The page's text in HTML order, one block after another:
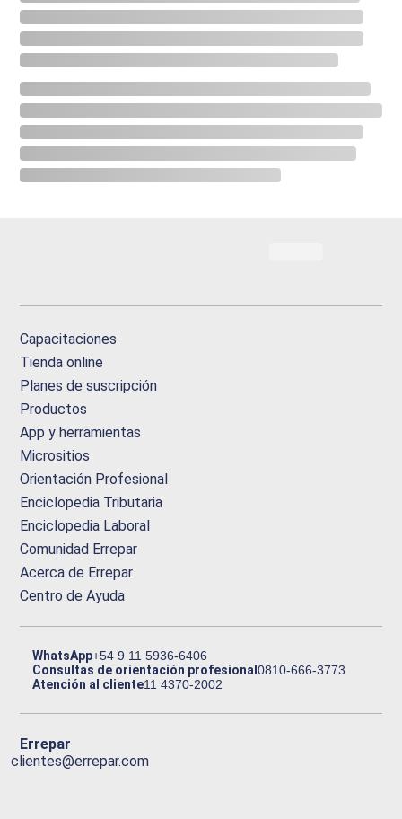
Capacitaciones
Tienda online
Planes de suscripción
Productos
App y herramientas
Micrositios
Orientación Profesional
Enciclopedia Tributaria
Enciclopedia Laboral
Comunidad Errepar
Acerca de Errepar
Centro de Ayuda
WhatsApp+54 9 11 5936-6406
Consultas de orientación profesional0810-666-3773
Atención al cliente11 4370-2002
Errepar
clientes@errepar.com